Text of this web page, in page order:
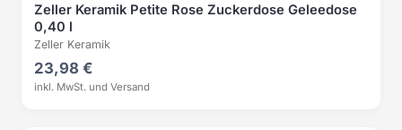
Zeller Keramik Petite Rose Zuckerdose Geleedose
0,40 l
Zeller Keramik
23,98 €
inkl. MwSt. und Versand